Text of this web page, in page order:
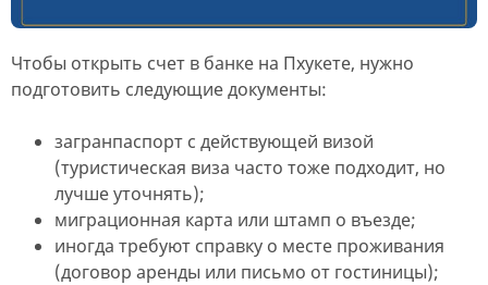
Чтобы открыть счет в банке на Пхукете, нужно
подготовить следующие документы:
загранпаспорт с действующей визой
(туристическая виза часто тоже подходит, но
лучше уточнять);
миграционная карта или штамп о въезде;
иногда требуют справку о месте проживания
(договор аренды или письмо от гостиницы);